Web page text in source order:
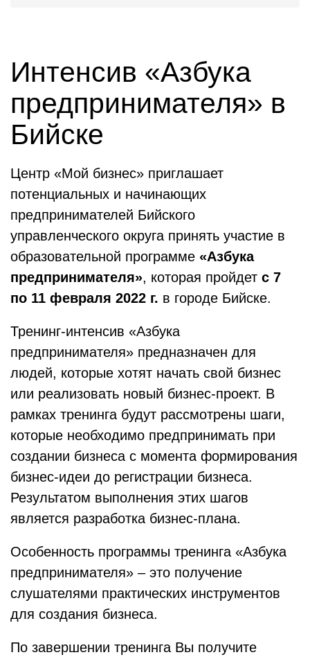
Интенсив «Азбука
предпринимателя» в
Бийске
Центр «Мой бизнес» приглашает
потенциальных и начинающих
предпринимателей Бийского
управленческого округа принять участие в
образовательной программе «Азбука
предпринимателя», которая пройдет с 7
по 11 февраля 2022 г. в городе Бийске.
Тренинг-интенсив «Азбука
предпринимателя» предназначен для
людей, которые хотят начать свой бизнес
или реализовать новый бизнес-проект. В
рамках тренинга будут рассмотрены шаги,
которые необходимо предпринимать при
создании бизнеса с момента формирования
бизнес-идеи до регистрации бизнеса.
Результатом выполнения этих шагов
является разработка бизнес-плана.
Особенность программы тренинга «Азбука
предпринимателя» – это получение
слушателями практических инструментов
для создания бизнеса.
По завершении тренинга Вы получите